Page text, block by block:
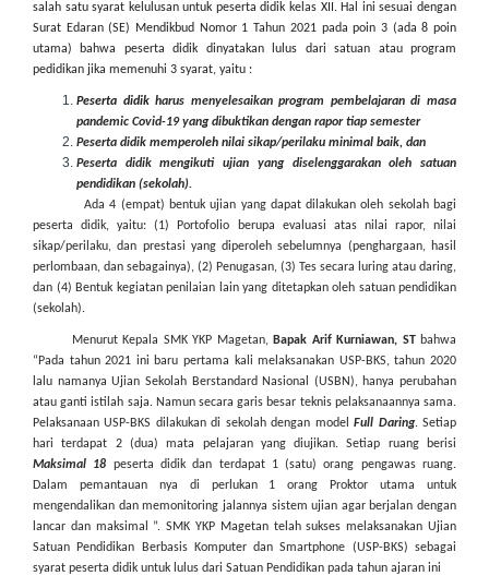
salah satu syarat kelulusan untuk peserta didik kelas XII. Hal ini sesuai dengan
Surat Edaran (SE) Mendikbud Nomor 1 Tahun 2021 pada poin 3 (ada 8 poin
utama) bahwa peserta didik dinyatakan lulus dari satuan atau program
pedidikan jika memenuhi 3 syarat, yaitu :
Peserta didikharus menyelesaikan program pembelajaran di masa
pandemic Covid-19 yang dibuktikan dengan rapor tiap semester
Peserta didik memperoleh nilai sikap/perilaku minimal baik, dan
Peserta didik mengikuti ujian yang diselenggarakan oleh satuan
pendidikan (sekolah).
Ada 4 (empat) bentuk ujian yang dapat dilakukan oleh sekolah bagi
peserta didik, yaitu: (1) Portofolio berupa evaluasi atas nilai rapor, nilai
sikap/perilaku, dan prestasi yang diperoleh sebelumnya (penghargaan, hasil
perlombaan, dan sebagainya), (2) Penugasan, (3) Tes secara luring atau daring,
dan (4) Bentuk kegiatan penilaian lain yang ditetapkan oleh satuan pendidikan
(sekolah).
Menurut Kepala SMK YKP Magetan, Bapak Arif Kurniawan, STbahwa
“Pada tahun 2021 ini baru pertama kali melaksanakan USP-BKS, tahun 2020
lalu namanya Ujian Sekolah Berstandard Nasional (USBN), hanya perubahan
atau ganti istilah saja. Namun secara garis besar teknis pelaksanaannya sama.
Pelaksanaan USP-BKS dilakukan di sekolah dengan model Full Daring. Setiap
hari terdapat 2 (dua) mata pelajaran yang diujikan. Setiap ruang berisi
Maksimal 18 peserta didik dan terdapat 1 (satu) orang pengawas ruang.
Dalam pemantauan nya di perlukan 1 orang Proktor utama untuk
mengendalikan dan memonitoring jalannya sistem ujian agar berjalan dengan
lancar dan maksimal ”. SMK YKP Magetan telah sukses melaksanakan Ujian
Satuan Pendidikan Berbasis Komputer dan Smartphone (USP-BKS) sebagai
syarat peserta didik untuk lulus dari Satuan Pendidikan pada tahun ajaran ini